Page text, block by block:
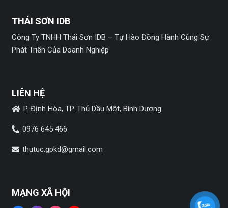
THÁI SƠN IDB
Công Ty TNHH Thái Sơn IDB – Tự Hào Đồng Hành Cùng Sự
Phát Triển Của Doanh Nghiệp
LIÊN HỆ
P. Định Hòa, TP. Thủ Dầu Một, Bình Dương
0976 645 466
thutuc.gpkd@gmail.com
MẠNG XÃ HỘI